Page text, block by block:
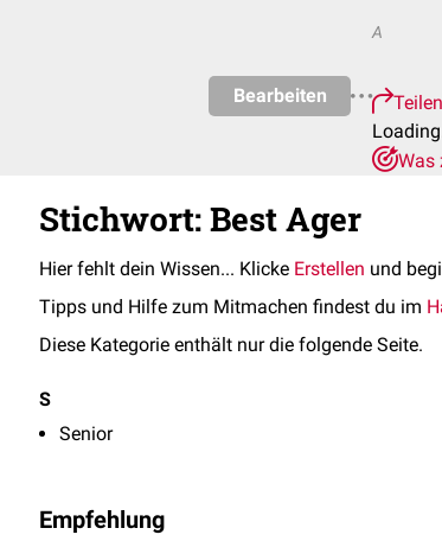
Bearbeiten
A
Teilen
Was
Stichwort: Best Ager
Hier fehlt dein Wissen... Klicke Erstellen und
Tipps und Hilfe zum Mitmachen findest du im
Diese Kategorie enthält nur die folgende Seite.
S
Senior
Empfehlung